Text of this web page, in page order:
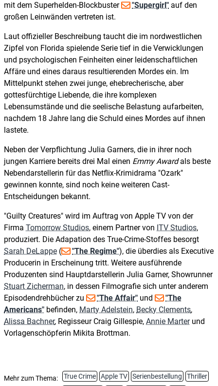
mit dem Superhelden-Blockbuster
"Supergirl" auf den
großen Leinwänden vertreten ist.
Laut offizieller Beschreibung taucht die im nordwestlichen
Zipfel von Florida spielende Serie tief in die Verwicklungen
und psychologischen Feinheiten einer leidenschaftlichen
Affäre und eines daraus resultierenden Mordes ein. Im
Mittelpunkt stehen zwei junge, ehebrecherische, aber
gottesfürchtige Liebende, die ihre komplexen
Lebensumstände und die seelische Belastung aufarbeiten,
nachdem 18 Jahre lang die Schuld eines Mordes auf ihnen
lastete.
Neben der Verpflichtung Julia Garners, die in ihrer noch
jungen Karriere bereits drei Mal einen Emmy Awardals beste
Nebendarstellerin für das Netflix-Krimidrama "Ozark"
gewinnen konnte, sind noch keine weiteren Cast-
Entscheidungen bekannt.
"Guilty Creatures" wird im Auftrag von Apple TV von der
Firma Tomorrow Studios, einem Partner von ITV Studios,
produziert. Die Adapation des True-Crime-Stoffes besorgt
Sarah DeLappe ( "The Regime"), die überdies als Executive
Producerin in Erscheinung tritt. Weitere ausführende
Produzenten sind Hauptdarstellerin Julia Garner, Showrunner
Stuart Zicherman, in dessen Filmografie sich unter anderem
Episodendrehbücher zu
"The Affair" und
"The
Americans" befinden, Marty Adelstein, Becky Clements,
Alissa Bachner, Regisseur Craig Gillespie, Annie Marterund
Vorlagenschöpferin Mikita Brottman.
Mehr zum Thema: True Crime Apple TV Serienbestellung
Thriller